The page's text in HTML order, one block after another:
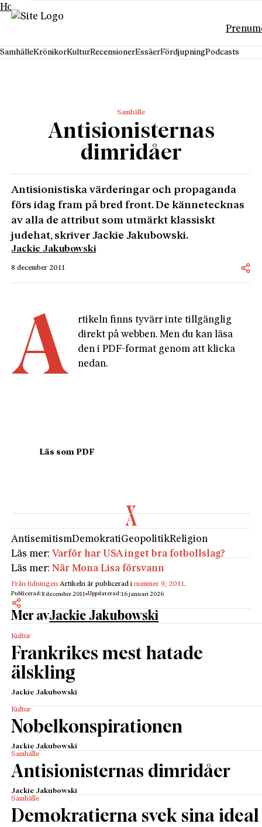
Hoppa till innehåll
SamhälleKrönikorKulturRecensionerEssäerFördjupningPodcasts
Samhälle
Antisionisternas
dimridåer
Antisionistiska värderingar och propaganda
förs idag fram på bred front. De kännetecknas
av alla de attribut som utmärkt klassiskt
judehat, skriver Jackie Jakubowski.
Jackie Jakubowski
8 december 2011
A
rtikeln finns tyvärr inte tillgänglig
direkt på webben. Men du kan läsa
den i PDF-format genom att klicka
nedan.
AntisemitismDemokratiGeopolitikReligion
Läs mer: Varför har USA inget bra fotbollslag?
Läs mer:När Mona Lisa försvann
Från tidningen:Artikeln är publicerad inummer 9, 2011.
Publicerad:8 december 2011 Uppdaterad:16 januari 2026
Mer avJackie Jakubowski
Kultur
Frankrikes mest hatade
älskling
Jackie Jakubowski
Kultur
Nobelkonspirationen
Jackie Jakubowski
Samhälle
Antisionisternas dimridåer
Jackie Jakubowski
Samhälle
Demokratierna svek sina ideal